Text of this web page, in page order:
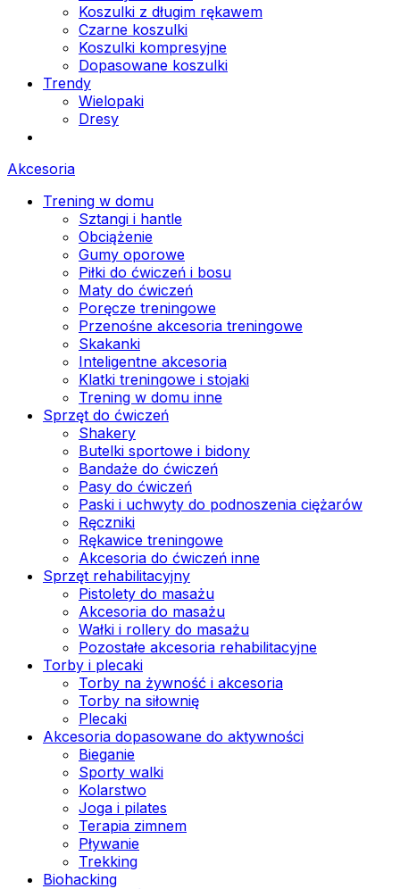
Koszulki z długim rękawem
Czarne koszulki
Koszulki kompresyjne
Dopasowane koszulki
Trendy
Wielopaki
Dresy
Akcesoria
Trening w domu
Sztangi i hantle
Obciążenie
Gumy oporowe
Piłki do ćwiczeń i bosu
Maty do ćwiczeń
Poręcze treningowe
Przenośne akcesoria treningowe
Skakanki
Inteligentne akcesoria
Klatki treningowe i stojaki
Trening w domu inne
Sprzęt do ćwiczeń
Shakery
Butelki sportowe i bidony
Bandaże do ćwiczeń
Pasy do ćwiczeń
Paski i uchwyty do podnoszenia ciężarów
Ręczniki
Rękawice treningowe
Akcesoria do ćwiczeń inne
Sprzęt rehabilitacyjny
Pistolety do masażu
Akcesoria do masażu
Wałki i rollery do masażu
Pozostałe akcesoria rehabilitacyjne
Torby i plecaki
Torby na żywność i akcesoria
Torby na siłownię
Plecaki
Akcesoria dopasowane do aktywności
Bieganie
Sporty walki
Kolarstwo
Joga i pilates
Terapia zimnem
Pływanie
Trekking
Biohacking